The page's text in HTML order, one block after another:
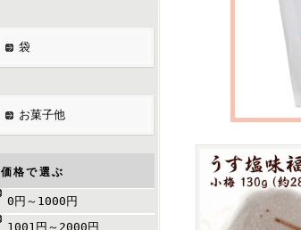
袋
お菓子他
価格で選ぶ
0円～1000円
1001円～2000円